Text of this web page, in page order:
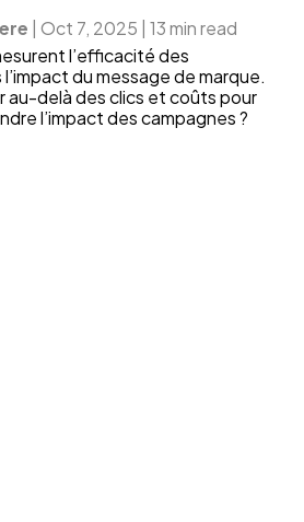
| Oct 7, 2025 | 13 min read
l’efficacité des
du message de marque.
au-delà des clics et coûts pour
l’impact des campagnes ?